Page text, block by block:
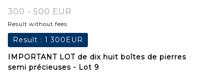
300 - 500 EUR
Result without fees
Result : 1 300EUR
IMPORTANT LOT de dix huit boîtes de pierres
semi précieuses - Lot 9